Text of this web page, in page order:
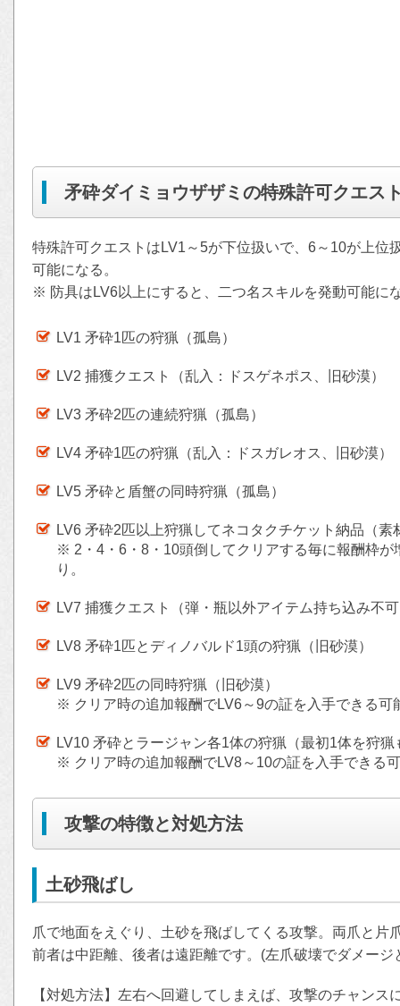
矛砕ダイミョウザザミの特殊許可クエス
特殊許可クエストはLV1～5が下位扱いで、6～10が上位
可能になる。
※ 防具はLV6以上にすると、二つ名スキルを発動可能に
LV1 矛砕1匹の狩猟（孤島）
LV2 捕獲クエスト（乱入：ドスゲネポス、旧砂漠）
LV3 矛砕2匹の連続狩猟（孤島）
LV4 矛砕1匹の狩猟（乱入：ドスガレオス、旧砂漠）
LV5 矛砕と盾蟹の同時狩猟（孤島）
LV6 矛砕2匹以上狩猟してネコタクチケット納品（素
※ 2・4・6・8・10頭倒してクリアする毎に報酬枠
り。
LV7 捕獲クエスト（弾・瓶以外アイテム持ち込み不
LV8 矛砕1匹とディノバルド1頭の狩猟（旧砂漠）
LV9 矛砕2匹の同時狩猟（旧砂漠）
※ クリア時の追加報酬でLV6～9の証を入手できる可
LV10 矛砕とラージャン各1体の狩猟（最初1体を狩
※ クリア時の追加報酬でLV8～10の証を入手できる
攻撃の特徴と対処方法
土砂飛ばし
爪で地面をえぐり、土砂を飛ばしてくる攻撃。両爪と片
前者は中距離、後者は遠距離です。(左爪破壊でダメージ
【対処方法】左右へ回避してしまえば、攻撃のチャンス